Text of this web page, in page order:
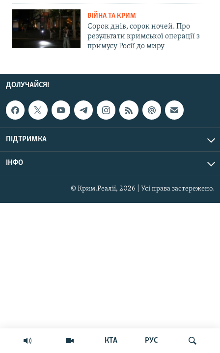
КТА РУС
ВІЙНА ТА КРИМ
Сорок днів, сорок ночей. Про
результати кримської операції з
примусу Росії до миру
ДОЛУЧАЙСЯ!
ПІДТРИМКА
ІНФО
© Крим.Реалії, 2026 | Усі права застережено.